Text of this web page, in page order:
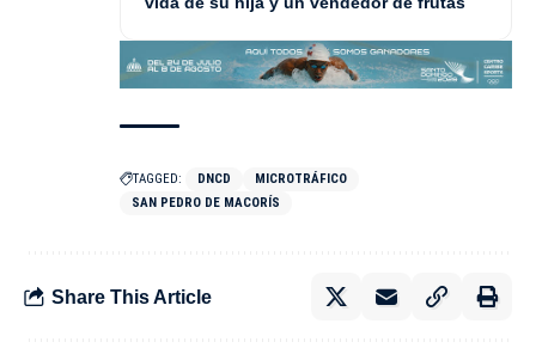
TAGGED: DNCD
MICROTRÁFICO
SAN PEDRO DE MACORÍS
Share This Article